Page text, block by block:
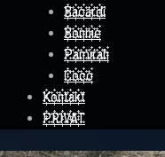
Bacardi
Bonnie
Pamirah
Coco
Kontakt
PRIVAT